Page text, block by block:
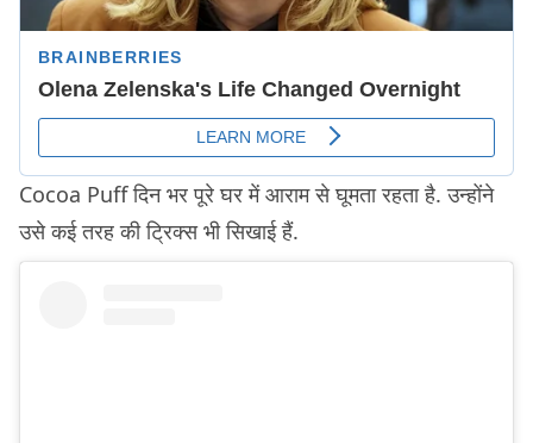
Cocoa Puff दिन भर पूरे घर में आराम से घूमता रहता है. उन्होंने
उसे कई तरह की ट्रिक्स भी सिखाई हैं.